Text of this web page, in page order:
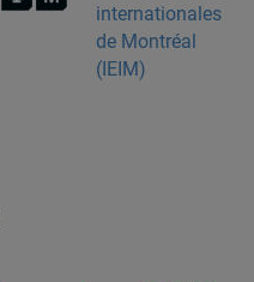
internationales
de Montréal
(IEIM)